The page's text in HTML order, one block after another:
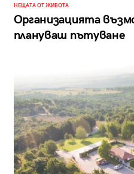
НЕЩАТА ОТ ЖИВОТА
Организацията
плануваш пътуване